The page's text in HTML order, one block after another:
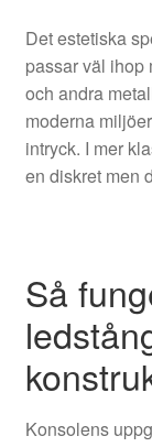
Det estetiska
passar väl ihop
och andra
moderna
intryck. I mer
en diskret men
Så
Konsolens